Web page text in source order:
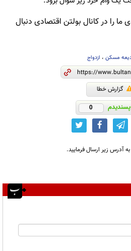
را در کانال بولتن اقتصادی دنبال
مسکن ، ازدواج
گزارش خطا
پسندیدم 0
آدرس زیر ارسال فرمایید.